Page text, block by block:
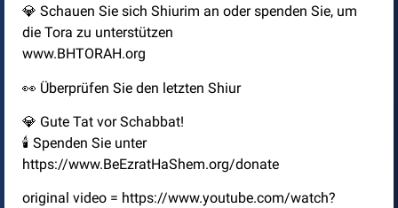
💎 Schauen Sie sich Shiurim an oder spenden Sie, um
die Tora zu unterstützen
www.BHTORAH.org
👀 Überprüfen Sie den letzten Shiur
💎 Gute Tat vor Schabbat!
🕯️ Spenden Sie unter
https://www.BeEzratHaShem.org/donate
original video = https://www.youtube.com/watch?